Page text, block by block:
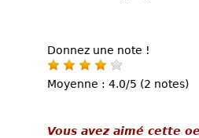
Donnez une note !
Moyenne : 4.0/5 (2 notes)
Vous avez aimé cette